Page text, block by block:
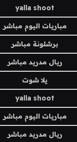
yalla shoot
مباريات اليوم مباشر
برشلونة مباشر
ريال مدريد مباشر
يلا شوت
yalla shoot
مباريات اليوم مباشر
ريال مدريد مباشر